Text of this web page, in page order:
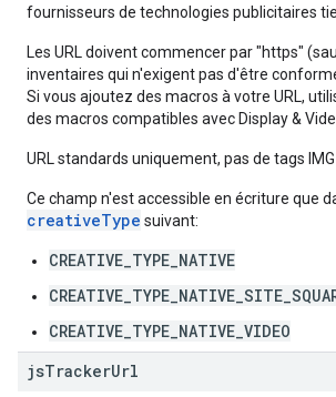
fournisseurs de technologies publicitaires
Les URL doivent commencer par "https"
inventaires qui n'exigent pas d'être
Si vous ajoutez des macros à votre URL,
des macros compatibles avec Display &
URL standards uniquement, pas de tags IMG
Ce champ n'est accessible en écriture que
creativeType suivant:
CREATIVE_TYPE_NATIVE
CREATIVE_TYPE_NATIVE_VIDEO
jsTrackerUrl